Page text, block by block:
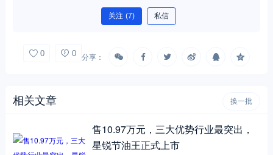
关注 (7) 私信
0 0 分享：
相关文章 换一批
售10.97万元，三大优势行业最突出，
星锐节油王正式上市